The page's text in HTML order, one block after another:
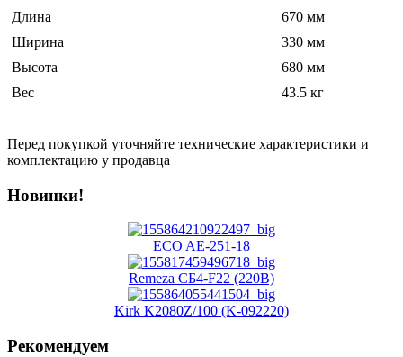
Длина
670 мм
Ширина
330 мм
Высота
680 мм
Вес
43.5 кг
Перед покупкой уточняйте технические характеристики и
комплектацию у продавца
Новинки!
ECO AE-251-18
Remeza СБ4-F22 (220В)
Kirk K2080Z/100 (K-092220)
Рекомендуем